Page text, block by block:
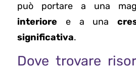
può portare a una
interiore e a una
significativa.
Dove trovare